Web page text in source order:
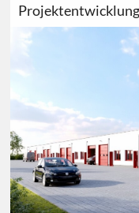
Projektentwicklung